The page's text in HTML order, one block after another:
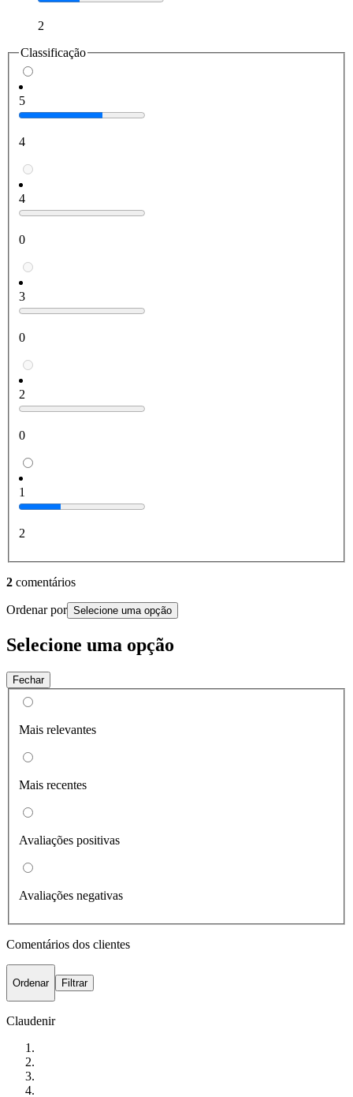
2
Classificação
5
4
4
0
3
0
2
0
1
2
2 comentários
Ordenar por Selecione uma opção
Selecione uma opção
Fechar
Mais relevantes
Mais recentes
Avaliações positivas
Avaliações negativas
Comentários dos clientes
Ordenar Filtrar
Claudenir